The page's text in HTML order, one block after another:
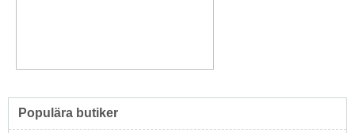
Populära butiker